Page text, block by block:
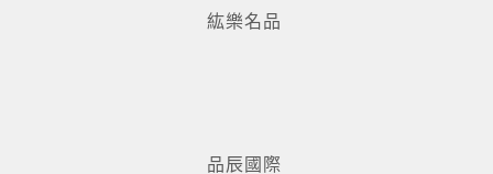
紘樂名品
品辰國際